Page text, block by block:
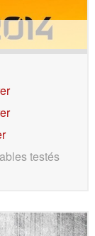
testés